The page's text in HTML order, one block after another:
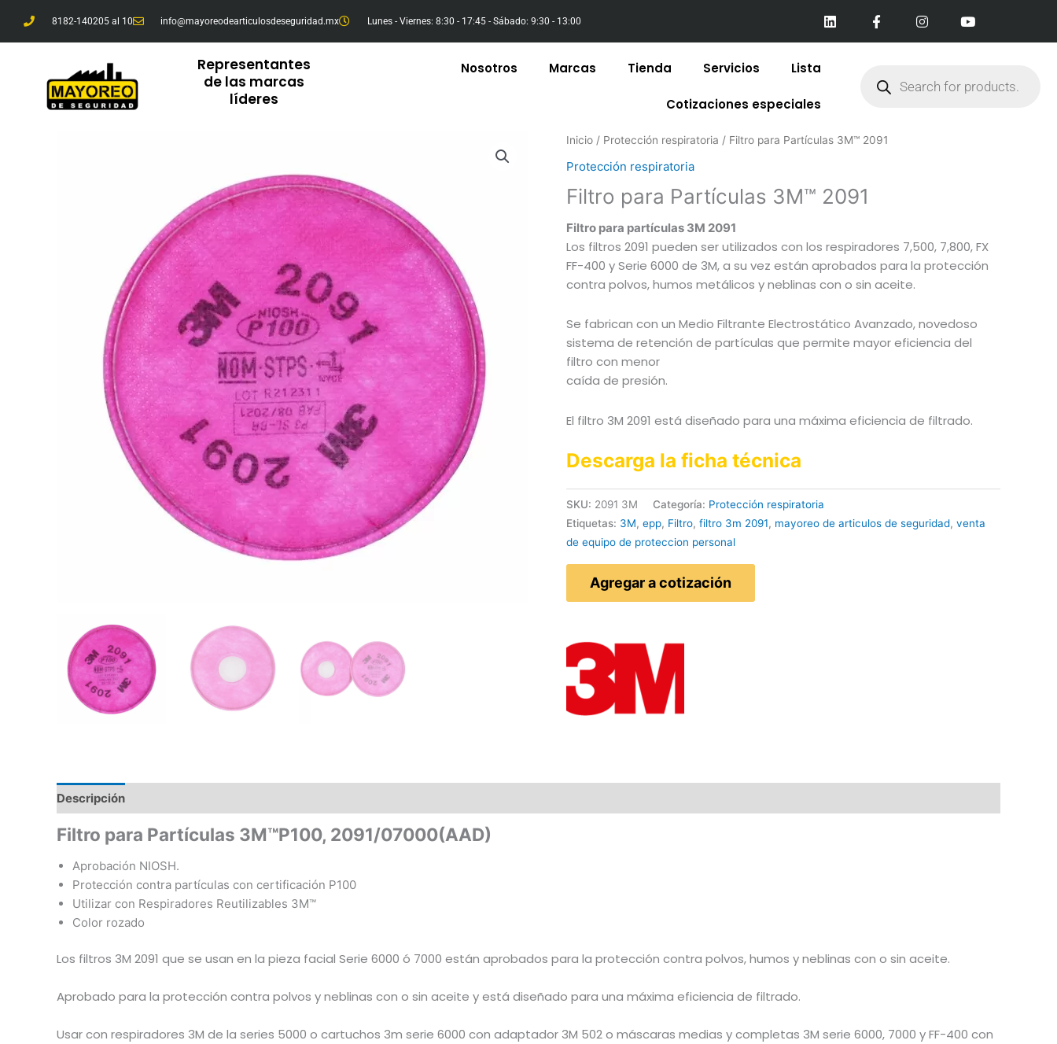
contenido
8182-140205 al 10 info@mayoreodearticulosdeseguridad.mx Lunes - Viernes: 8:30 - 17:45 - Sábado: 9:30 - 13:00
i
n
k
a
c
e
o
n
s
t
r
o
t
e
Representantes
de las marcas
líderes
Nosotros Marcas Tienda Servicios Lista
Cotizaciones especiales
Inicio / Protección respiratoria / Filtro para Partículas 3M™ 2091
Protección respiratoria
Filtro para Partículas 3M™ 2091
Filtro para partículas 3M 2091
Los filtros 2091 pueden ser utilizados con los respiradores 7,500, 7,800, FX
FF-400 y Serie 6000 de 3M, a su vez están aprobados para la protección
contra polvos, humos metálicos y neblinas con o sin aceite.
Se fabrican con un Medio Filtrante Electrostático Avanzado, novedoso
sistema de retención de partículas que permite mayor eficiencia del
filtro con menor
caída de presión.
El filtro 3M 2091 está diseñado para una máxima eficiencia de filtrado.
Descarga la ficha técnica
SKU: 2091 3M Categoría: Protección respiratoria
Etiquetas: 3M, epp, Filtro, filtro 3m 2091, mayoreo de articulos de seguridad, venta
de equipo de proteccion personal
Agregar a cotización
Descripción
Filtro para Partículas 3M™P100, 2091/07000(AAD)
Aprobación NIOSH.
Protección contra partículas con certificación P100
Utilizar con Respiradores Reutilizables 3M™
Color rozado
Los filtros 3M 2091 que se usan en la pieza facial Serie 6000 ó 7000 están aprobados para la protección contra polvos, humos y neblinas con o sin aceite.
Aprobado para la protección contra polvos y neblinas con o sin aceite y está diseñado para una máxima eficiencia de filtrado.
Usar con respiradores 3M de la series 5000 o cartuchos 3m serie 6000 con adaptador 3M 502 o máscaras medias y completas 3M serie 6000, 7000 y FF-400 con